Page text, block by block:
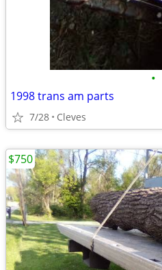
•
1998 trans am parts
7/28 Cleves
$750